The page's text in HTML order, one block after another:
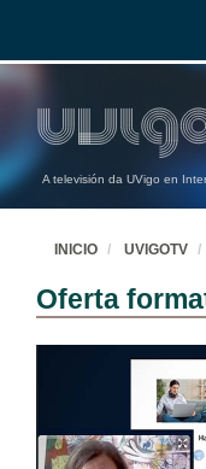
A televisión da UVigo en
INICIO UVIGOTV
Oferta